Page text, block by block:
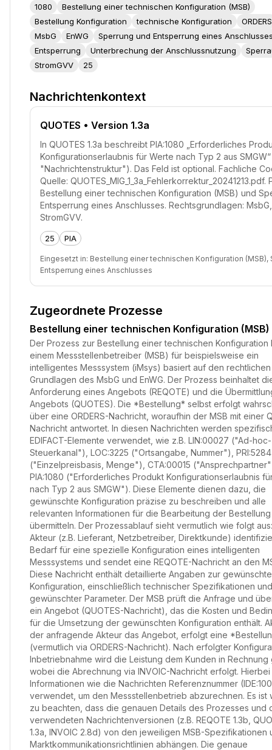
1080
Bestellung einer technischen Konfiguration (MSB)
Bestellung Konfiguration
technische Konfiguration
ORDERS
MsbG
EnWG
Sperrung und Entsperrung eines
Entsperrung
Unterbrechung der Anschlussnutzung
StromGVV
25
Nachrichtenkontext
QUOTES • Version 1.3a
In QUOTES 1.3a beschreibt PIA:1080 „Erforderliches
Konfigurationserlaubnis für Werte nach Typ 2 aus
"Nachrichtenstruktur"). Das Feld ist optional. Fachliche
Quelle:
Bestellung einer technischen Konfiguration (MSB) und
Entsperrung eines Anschlusses. Rechtsgrundlagen:
StromGVV.
25 PIA
Eingesetzt in: Bestellung einer technischen Konfiguration (MSB),
Entsperrung eines Anschlusses
Zugeordnete Prozesse
Bestellung einer technischen Konfiguration (MSB)
Der Prozess zur Bestellung einer technischen Konfiguration
einem Messstellenbetreiber (MSB) für beispielsweise ein
intelligentes Messsystem (iMsys) basiert auf den rechtlichen
Grundlagen des MsbG und EnWG. Der Prozess beinhaltet
Anforderung eines Angebots (REQOTE) und die
Angebots (QUOTES). Die *Bestellung* selbst erfolgt
über eine ORDERS-Nachricht, woraufhin der MSB mit einer
Nachricht antwortet. In diesen Nachrichten werden
EDIFACT-Elemente verwendet, wie z.B. LIN:00027 ("Ad-hoc-
Steuerkanal"), LOC:3225 ("Ortsangabe, Nummer"), PRI:5284
("Einzelpreisbasis, Menge"), CTA:00015
PIA:1080 ("Erforderliches Produkt Konfigurationserlaubnis
nach Typ 2 aus SMGW"). Diese Elemente dienen dazu, die
gewünschte Konfiguration präzise zu beschreiben und alle
relevanten Informationen für die Bearbeitung der
übermitteln. Der Prozessablauf sieht vermutlich wie folgt
Akteur (z.B. Lieferant, Netzbetreiber, Direktkunde)
Bedarf für eine spezielle Konfiguration eines intelligenten
Messsystems und sendet eine REQOTE-Nachricht an den
Diese Nachricht enthält detaillierte Angaben zur
Konfiguration, einschließlich technischer Spezifikationen und
gewünschter Parameter. Der MSB prüft die Anfrage und
ein Angebot (QUOTES-Nachricht), das die Kosten und
für die Umsetzung der gewünschten Konfiguration enthält.
der anfragende Akteur das Angebot, erfolgt eine
(vermutlich via ORDERS-Nachricht). Nach erfolgter
Inbetriebnahme wird die Leistung dem Kunden in Rechnung
wobei die Abrechnung via INVOIC-Nachricht erfolgt.
Informationen wie die Nachrichten Referenznummer
verwendet, um den Messstellenbetrieb abzurechnen. Es ist
zu beachten, dass die genauen Details des Prozesses und
verwendeten Nachrichtenversionen (z.B. REQOTE 1.3b,
1.3a, INVOIC 2.8d) von den jeweiligen MSB-Spezifikationen
Marktkommunikationsrichtlinien abhängen. Die genaue